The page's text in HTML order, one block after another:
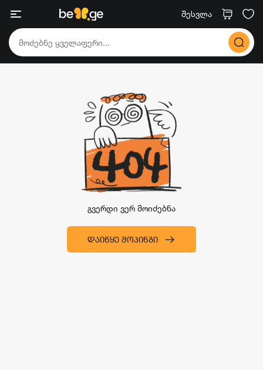
შესვლა
გვერდი ვერ მოიძებნა
ᲓᲐᲘᲬᲧᲔ ᲨᲝᲞᲘᲜᲒᲘ